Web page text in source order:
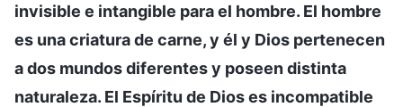
invisible e intangible para el hombre. El hombre
es una criatura de carne, y él y Dios pertenecen
a dos mundos diferentes y poseen distinta
naturaleza. El Espíritu de Dios es incompatible